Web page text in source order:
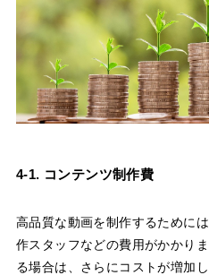
4-1. コンテンツ制作費
高品質な動画を制作するために
作スタッフなどの費用がかかり
る場合は、さらにコストが増加し